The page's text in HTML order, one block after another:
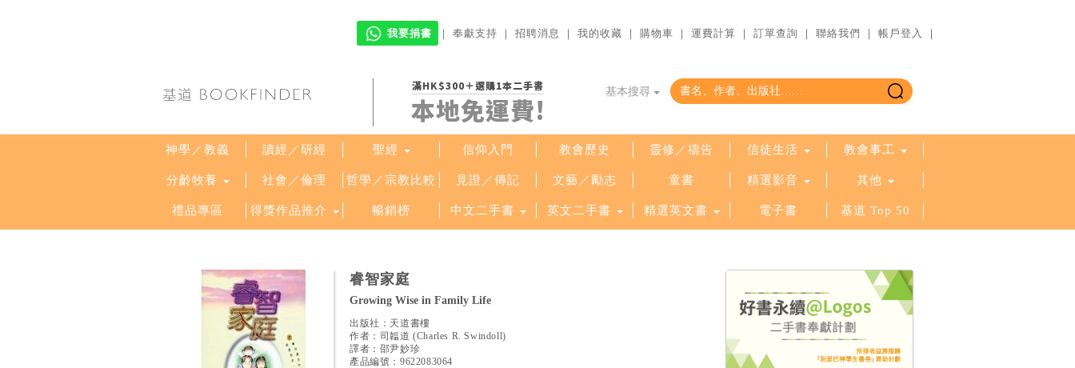
我要捐書 ｜ 奉獻支持 ｜ 招聘消息 ｜ 我的收藏 ｜ 購物車 ｜ 運費計算 ｜ 訂單查詢 ｜ 聯絡我們 ｜ 帳戶登入 ｜
滿HK$300＋選購1本二手書
本地免運費!
基本搜尋
神學／教義 讀經／研經 聖經 信仰入門 教會歷史 靈修／禱告 信徒生活 教會事工
分齡牧養 社會／倫理 哲學／宗教比較 見證／傳記 文藝／勵志 童書 精選影音 其他
禮品專區 得獎作品推介 暢銷榜 中文二手書 英文二手書 精選英文書 電子書 基道 Top 50
睿智家庭
Growing Wise in Family Life
出版社： 天道書樓
作者： 司韞道 (Charles R. Swindoll)
譯者： 邵尹妙珍
產品編號： 9622083064